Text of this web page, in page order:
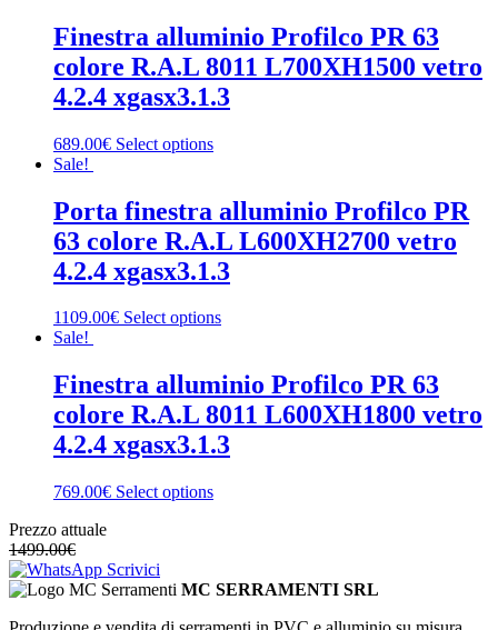
Finestra alluminio Profilco PR 63
colore R.A.L 8011 L700XH1500 vetro
4.2.4 xgasx3.1.3
689.00€ Select options
Sale!
Porta finestra alluminio Profilco PR
63 colore R.A.L L600XH2700 vetro
4.2.4 xgasx3.1.3
1109.00€ Select options
Sale!
Finestra alluminio Profilco PR 63
colore R.A.L 8011 L600XH1800 vetro
4.2.4 xgasx3.1.3
769.00€ Select options
Prezzo attuale
1499.00€
Scrivici
MC SERRAMENTI SRL